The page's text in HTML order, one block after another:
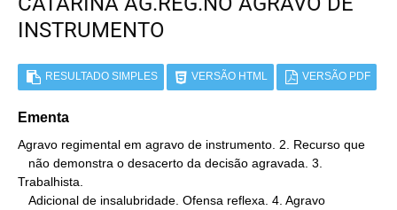
INSTRUMENTO
RESULTADO SIMPLES VERSÃO HTML VERSÃO PDF
Ementa
Agravo regimental em agravo de instrumento. 2. Recurso que
Trabalhista.